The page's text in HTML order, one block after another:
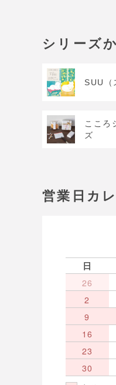
シリーズ
SUU（
こころ
ズ
営業日カ
日
26
2
9
16
23
30